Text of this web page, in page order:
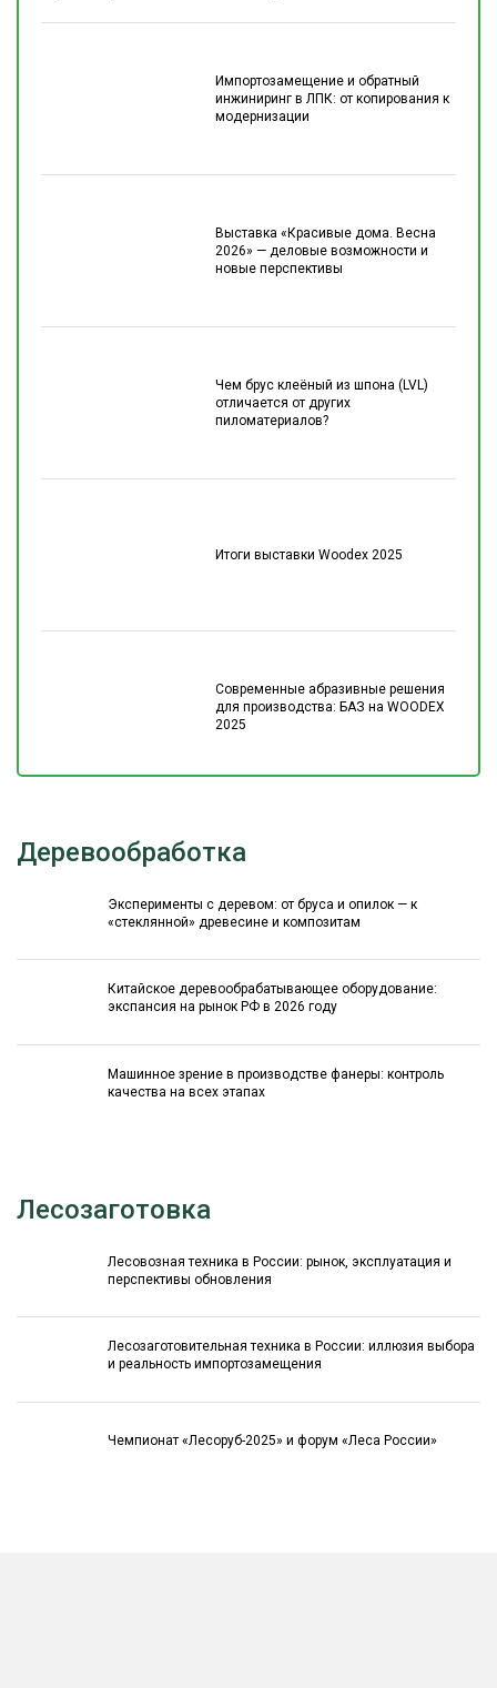
Импортозамещение и обратный
инжиниринг в ЛПК: от копирования к
модернизации
Выставка «Красивые дома. Весна
2026» — деловые возможности и
новые перспективы
Чем брус клеёный из шпона (LVL)
отличается от других
пиломатериалов?
Итоги выставки Woodex 2025
Современные абразивные решения
для производства: БАЗ на WOODEX
2025
Деревообработка
Эксперименты с деревом: от бруса и опилок — к
«стеклянной» древесине и композитам
Китайское деревообрабатывающее оборудование:
экспансия на рынок РФ в 2026 году
Машинное зрение в производстве фанеры: контроль
качества на всех этапах
Лесозаготовка
Лесовозная техника в России: рынок, эксплуатация и
перспективы обновления
Лесозаготовительная техника в России: иллюзия выбора
и реальность импортозамещения
Чемпионат «Лесоруб-2025» и форум «Леса России»